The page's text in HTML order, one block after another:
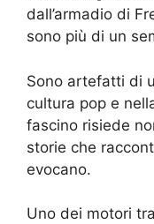
dall’armadio di
sono più di un
Sono artefatti di
cultura pop e
fascino risiede
storie che
evocano.
Uno dei motori